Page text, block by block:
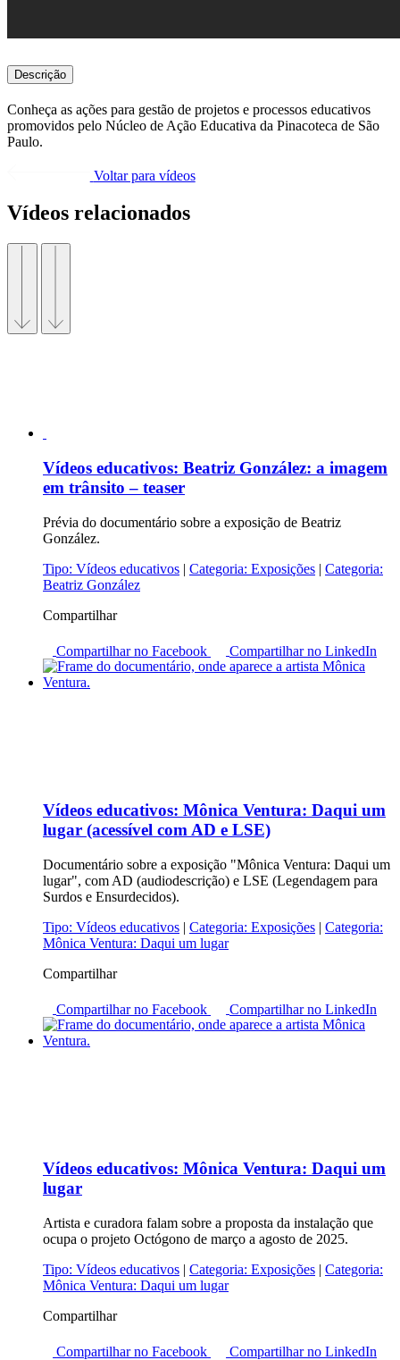
Descrição
Conheça as ações para gestão de projetos e processos educativos
promovidos pelo Núcleo de Ação Educativa da Pinacoteca de São
Paulo.
Voltar para vídeos
Vídeos relacionados
Vídeos educativos: Beatriz González: a imagem
em trânsito – teaser
Prévia do documentário sobre a exposição de Beatriz
González.
Tipo: Vídeos educativos | Categoria: Exposições | Categoria:
Beatriz González
Compartilhar
Compartilhar no Facebook Compartilhar no LinkedIn
Vídeos educativos: Mônica Ventura: Daqui um
lugar (acessível com AD e LSE)
Documentário sobre a exposição "Mônica Ventura: Daqui um
lugar", com AD (audiodescrição) e LSE (Legendagem para
Surdos e Ensurdecidos).
Tipo: Vídeos educativos | Categoria: Exposições | Categoria:
Mônica Ventura: Daqui um lugar
Compartilhar
Compartilhar no Facebook Compartilhar no LinkedIn
Vídeos educativos: Mônica Ventura: Daqui um
lugar
Artista e curadora falam sobre a proposta da instalação que
ocupa o projeto Octógono de março a agosto de 2025.
Tipo: Vídeos educativos | Categoria: Exposições | Categoria:
Mônica Ventura: Daqui um lugar
Compartilhar
Compartilhar no Facebook Compartilhar no LinkedIn